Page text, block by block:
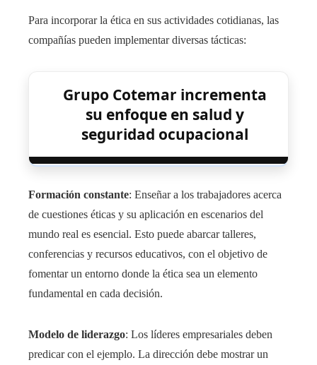
Para incorporar la ética en sus actividades cotidianas, las
compañías pueden implementar diversas tácticas:
Grupo Cotemar incrementa
su enfoque en salud y
seguridad ocupacional
Formación constante: Enseñar a los trabajadores acerca
de cuestiones éticas y su aplicación en escenarios del
mundo real es esencial. Esto puede abarcar talleres,
conferencias y recursos educativos, con el objetivo de
fomentar un entorno donde la ética sea un elemento
fundamental en cada decisión.
Modelo de liderazgo: Los líderes empresariales deben
predicar con el ejemplo. La dirección debe mostrar un